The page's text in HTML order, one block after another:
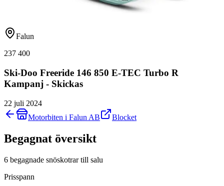
Falun
237 400
Ski-Doo Freeride 146 850 E-TEC Turbo R
Kampanj - Skickas
22 juli 2024
Motorbiten i Falun AB
Blocket
Begagnat översikt
6 begagnade snöskotrar till salu
Prisspann